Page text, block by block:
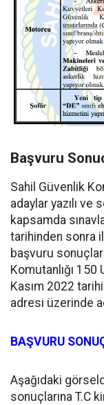
Başvuru
Sahil Güvenlik
adaylar yazılı ve
kapsamda
tarihinden sonra
başvuru
Komutanlığı 150
Kasım 2022
adresi üzerinde
BAŞVURU
Aşağıdaki
sonuçlarına T.C